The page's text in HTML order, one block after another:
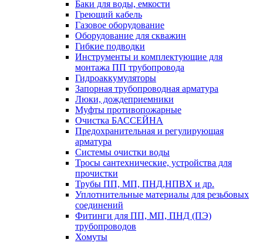
Баки для воды, емкости
Греющий кабель
Газовое оборудование
Оборудование для скважин
Гибкие подводки
Инструменты и комплектующие для
монтажа ПП трубопровода
Гидроаккумуляторы
Запорная трубопроводная арматура
Люки, дождеприемники
Муфты противопожарные
Очистка БАССЕЙНА
Предохранительная и регулирующая
арматура
Системы очистки воды
Тросы сантехнические, устройства для
прочистки
Трубы ПП, МП, ПНД,НПВХ и др.
Уплотнительные материалы для резьбовых
соединений
Фитинги для ПП, МП, ПНД (ПЭ)
трубопроводов
Хомуты